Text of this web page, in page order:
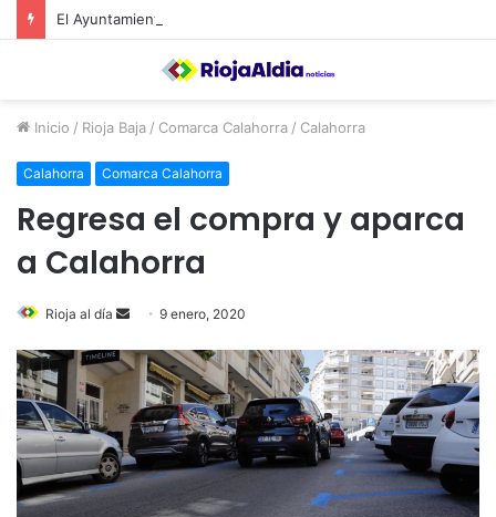
Inicio / Rioja Baja / Comarca Calahorra / Calahorra
Calahorra Comarca Calahorra
Regresa el compra y aparca
a Calahorra
Rioja al día
n
a
n
e
9 enero, 2020